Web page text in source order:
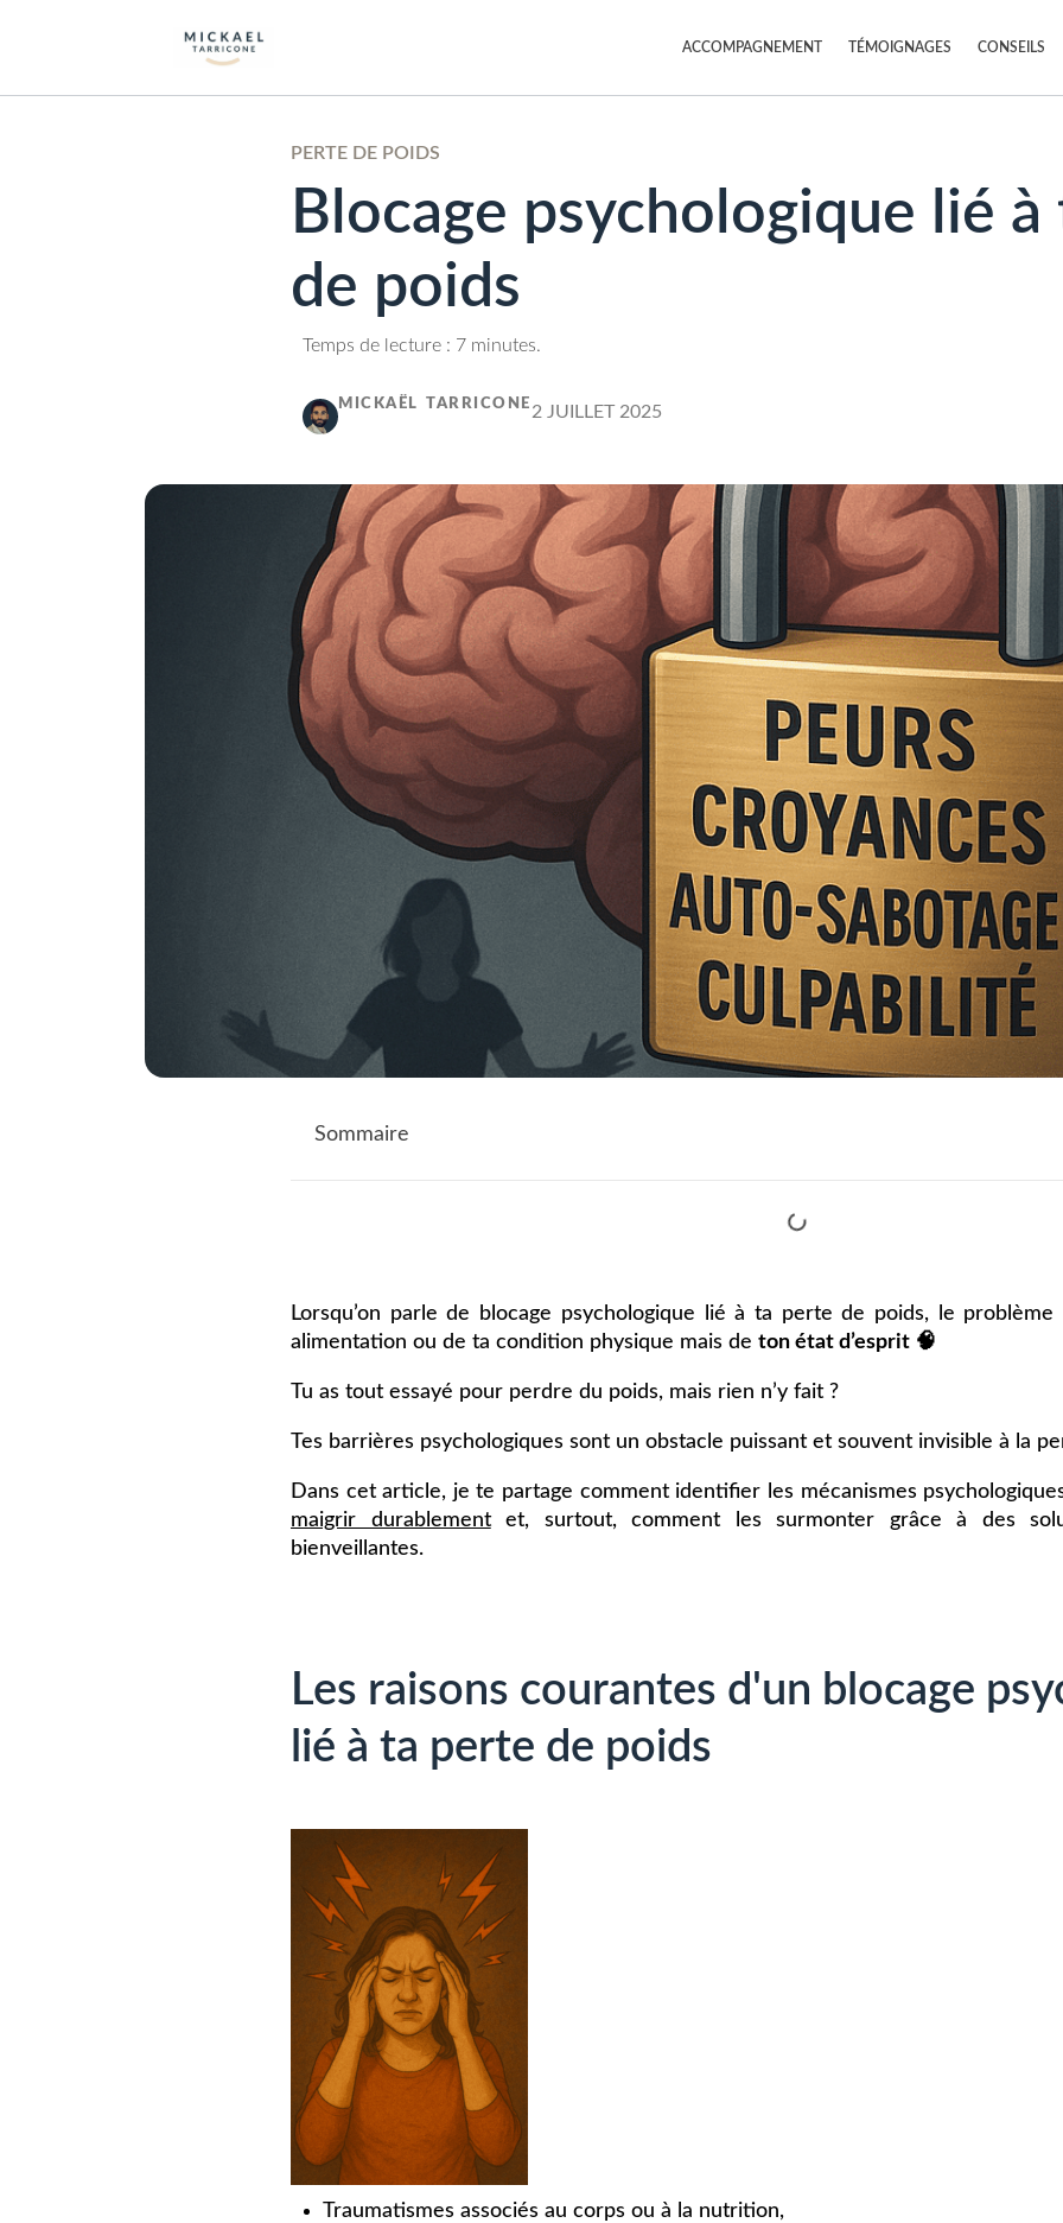
ACCOMPAGNEMENT TÉMOIGNAGES CONSEILS
PERTE DE POIDS
Blocage psychologique lié
de poids
Temps de lecture : 7 minutes.
MICKAËL TARRICONE 2 JUILLET 2025
Sommaire
Lorsqu’on parle de blocage psychologique lié à ta perte de poids, le
alimentation ou de ta condition physique mais de ton état d’esprit 🧠
Tu as tout essayé pour perdre du poids, mais rien n’y fait ?
Tes barrières psychologiques sont un obstacle puissant et souvent invisible à la
Dans cet article, je te partage comment identifier les mécanismes
maigrir durablementet, surtout, comment les surmonter grâce à des
bienveillantes.
Les raisons courantes d'un blocage
lié à ta perte de poids
Traumatismes associés au corps ou à la nutrition,